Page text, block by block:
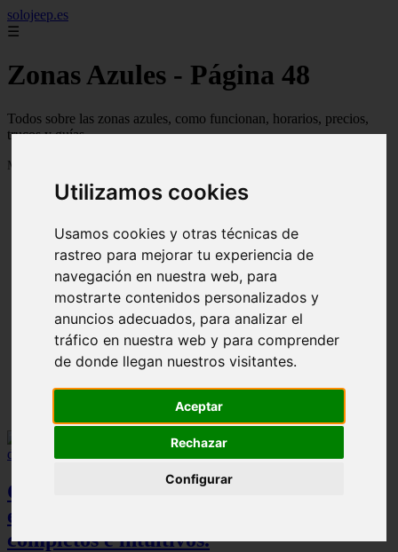
Utilizamos cookies
Usamos cookies y otras técnicas de
rastreo para mejorar tu experiencia de
navegación en nuestra web, para
mostrarte contenidos personalizados y
anuncios adecuados, para analizar el
tráfico en nuestra web y para comprender
de donde llegan nuestros visitantes.
Aceptar
Rechazar
Configurar
solojeep.es
☰
Zonas Azules - Página 48
Todos sobre las zonas azules, como funcionan, horarios, precios,
trucos y guías
Mostrando 1129 - 1152 de 3338 artículos
▷ Zona Azul Córdoba 《 Horarios y Tarifas 2024 》
Comparador de seguros de coche:
elmejorsegurodecoche.es uno de los más
completos e intuitivos.